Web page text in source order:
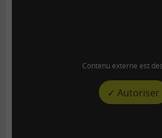
Contenu externe est
✓ Autoriser